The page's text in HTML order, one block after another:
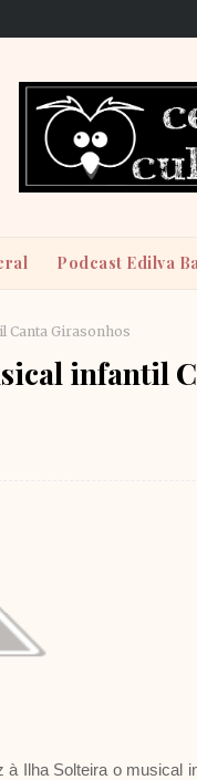
Podcast Edilva
Canta Girasonhos
infantil
Ilha Solteira o musical